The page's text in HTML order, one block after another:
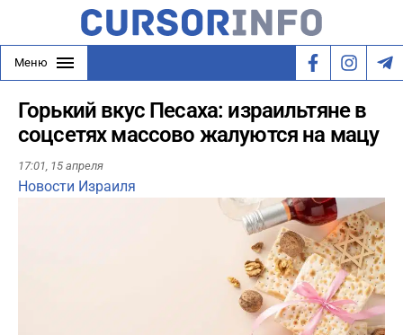
Меню
Горький вкус Песаха: израильтяне в
соцсетях массово жалуются на мацу
17:01, 15 апреля
Новости Израиля